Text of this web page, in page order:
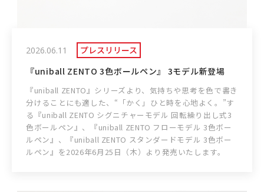
2026.06.11
プレスリリース
『uniball ZENTO 3色ボールペン』 3モデル新登場
『uniball ZENTO』シリーズより、気持ちや思考を色で書き
分けることにも適した、“「かく」ひと時を心地よく。”す
る『uniball ZENTO シグニチャーモデル 回転繰り出し式3
色ボールペン』、『uniball ZENTO フローモデル 3色ボー
ルペン』、『uniball ZENTO スタンダードモデル 3色ボー
ルペン』を2026年6月25日（木）より発売いたします。